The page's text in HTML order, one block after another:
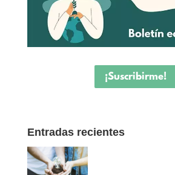
¡Suscribirme!
Entradas recientes